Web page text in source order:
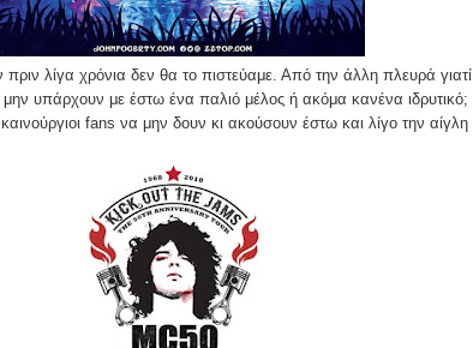
λίγα χρόνια δεν θα το πιστεύαμε. Από την άλλη πλευρά
υπάρχουν με έστω ένα παλιό μέλος ή ακόμα κανένα ιδρυτικό;
fans να μην δουν κι ακούσουν έστω και λίγο την αίγλη